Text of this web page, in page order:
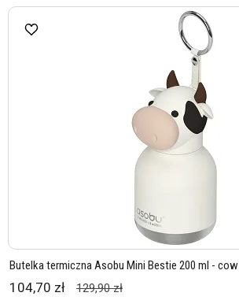
Butelka termiczna Asobu Mini Bestie 200 ml - cow
104,70 zł 129,90 zł